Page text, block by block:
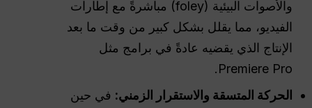
والأصوات البيئية (foley) مباشرةً مع إطارات
الفيديو، مما يقلل بشكل كبير من وقت ما بعد
الإنتاج الذي يقضيه عادةً في برامج مثل
Premiere Pro.
الحركة المتسقة والاستقرار الزمني: في حين